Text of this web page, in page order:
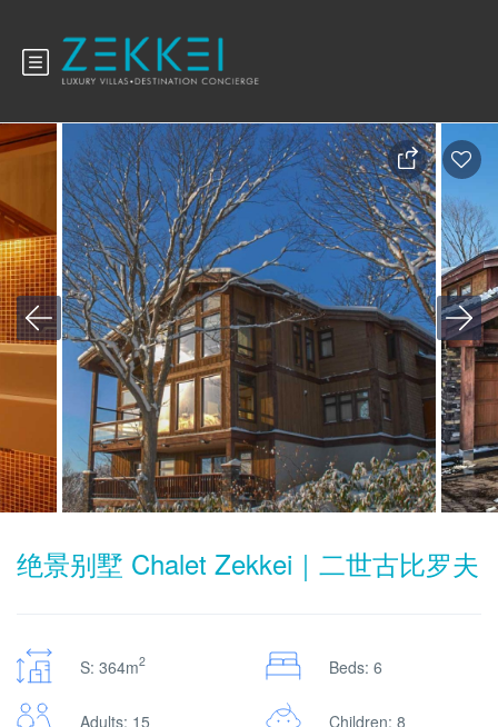
绝景别墅 Chalet Zekkei｜二世古比罗夫
S: 364m2 Beds: 6
Adults: 15 Children: 8